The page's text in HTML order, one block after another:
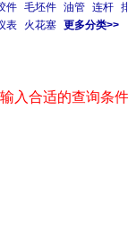
件 毛坯件 油管 连杆
表 火花塞 更多分类>>
入合适的查询条